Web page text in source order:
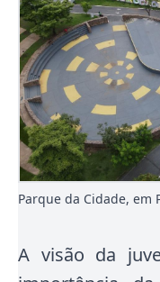
Parque da Cidade, em
A visão da